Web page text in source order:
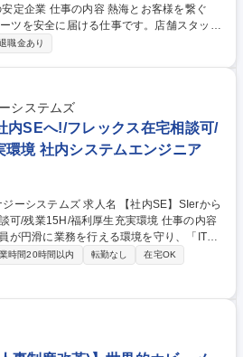
とお客様を繋ぐ
ツを安全に届ける仕事です。店舗スタッフ
く、やりがいは十分。配送や在庫管理の工
案 ■工場や倉庫での荷受・出荷作業 ▼職場
素直な心・肯定する心・感謝する心）の考
う姿勢で、明るく前向きな雰囲気です！ ・
一人一人は家族。お互いへ感謝の心を忘れ
企業
職金あり
システムズ
内SEへ!/フレックス在宅相談可/
境 社内システムエンジニア
人名 【社内SE】SIerから
業15H/福利厚生充実環境 仕事の内容
が円滑に業務を行える環境を守り、「IT基
築すること。既存システムの保守・運用を
やPCヘルプデスク業務を担当いただきま
らの問い合わせ対応や、PCのセットアッ
運用：工場で使われている生産管理システ
や、トラブル時の復旧作業、現場の要望に
■インフラ管理：社内のネットワーク（LA
時間20時間以内 転勤なし
在宅OK